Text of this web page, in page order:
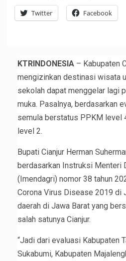
Twitter Facebook
KTRINDONESIA – Kabupaten
mengizinkan destinasi wisata
sekolah dapat menggelar lagi
muka. Pasalnya, berdasarkan
semula berstatus PPKM level
level 2.
Bupati Cianjur Herman
berdasarkan Instruksi Menteri
(Imendagri) nomor 38 tahun
Corona Virus Disease 2019 di
daerah di Jawa Barat yang
salah satunya Cianjur.
“Jadi dari evaluasi Kabupaten
Sukabumi, Kabupaten